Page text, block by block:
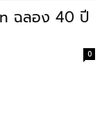
ฉลอง 40 ปี
0